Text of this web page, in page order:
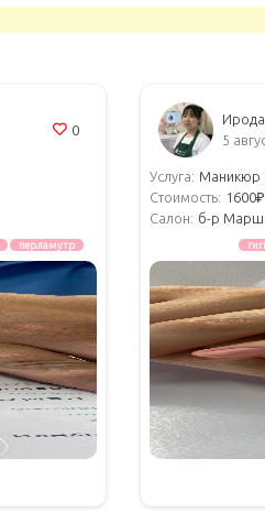
0
перламутр
Ирода
5
Услуга: Маникюр
Стоимость: 1600₽
Салон: б-р